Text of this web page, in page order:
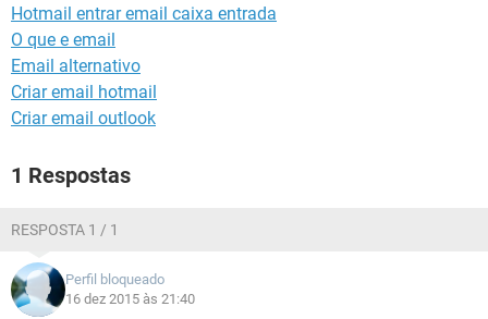
Hotmail entrar email caixa entrada
O que e email
Email alternativo
Criar email hotmail
Criar email outlook
1 Respostas
RESPOSTA 1 / 1
Perfil bloqueado
16 dez 2015 às 21:40